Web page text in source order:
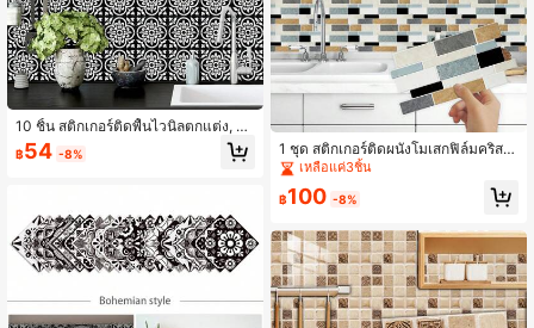
10 ชิ้น สติกเกอร์ติดพื้นไวนิลตกแต่ง, สติ
กเกอร์ติดผนังตกแต่งบ้าน, ลายดอกไม้ข
าวดำ, มีกาวในตัวกันน้ำถอดออกได้, เห
฿54 -8%
1 ชุด สติกเกอร์ติดผนังโมเสกฟิล์มคริสตั
ลหนาแบบติดเอง โทนสีเอิร์ธ วินเทจ สไ
ตล์อุตสาหกรรมผสมหรูหรา กันน้ำ กัน
น้ำมัน ทนความร้อน ถอดออกได้ไม่ทิ้งค
านเช่า บ้านเก่า ตกแต่งรีโนเวท สติกเกอ
ร์กระเบื้อง
เหลือแค่3ชิ้น
฿100 -8%